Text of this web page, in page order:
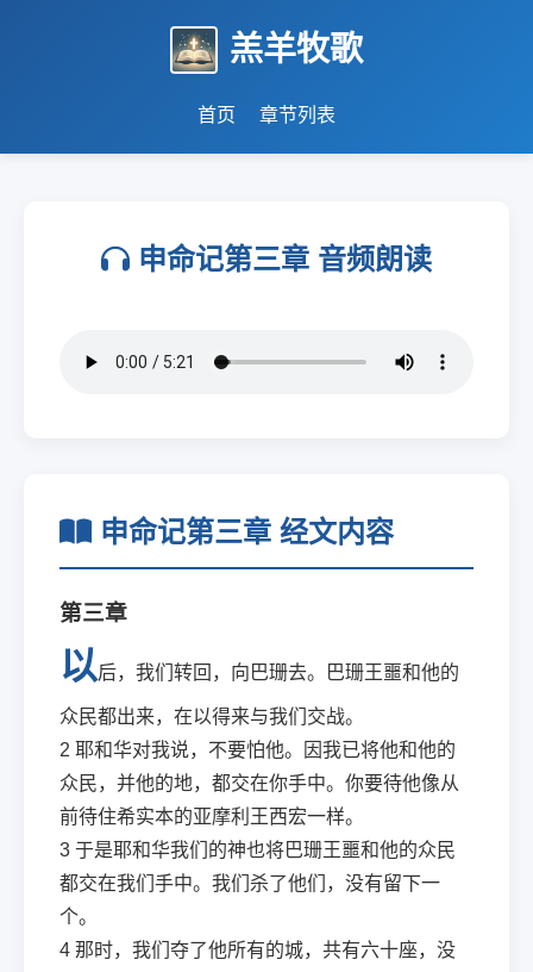
羔羊牧歌
首页 章节列表
申命记第三章 音频朗读
申命记第三章 经文内容
第三章
以后，我们转回，向巴珊去。巴珊王噩和他的
众民都出来，在以得来与我们交战。
2 耶和华对我说，不要怕他。因我已将他和他的
众民，并他的地，都交在你手中。你要待他像从
前待住希实本的亚摩利王西宏一样。
3 于是耶和华我们的神也将巴珊王噩和他的众民
都交在我们手中。我们杀了他们，没有留下一
个。
4 那时，我们夺了他所有的城，共有六十座，没